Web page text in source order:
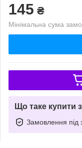
145 ₴
Мінімальна сума
Що таке купити
Замовлення під